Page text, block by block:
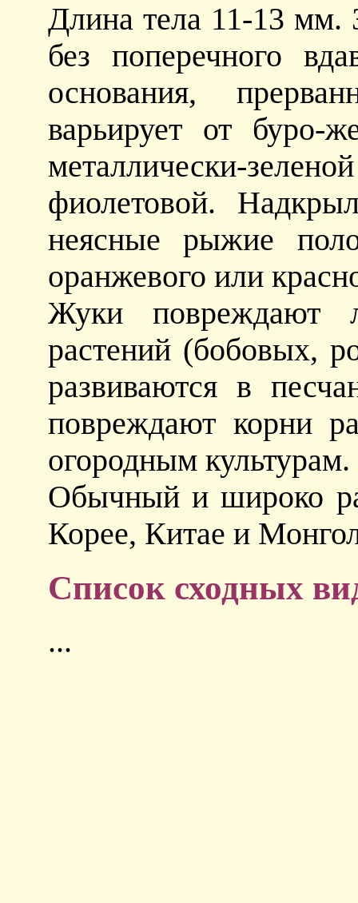
Длина тела 11-13 мм.
без поперечного
основания,
варьирует от буро-
металлически-
фиолетовой.
неясные рыжие
оранжевого или
Жуки повреждают
растений (бобовых,
развиваются в
повреждают корни
огородным культурам.
Обычный и широко
Корее, Китае и
Список сходных
...